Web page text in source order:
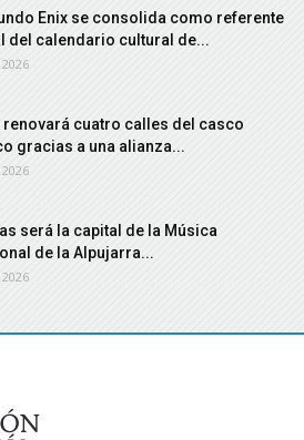
Enix se consolida como referente
del calendario cultural de...
renovará cuatro calles del casco
gracias a una alianza...
será la capital de la Música
de la Alpujarra...